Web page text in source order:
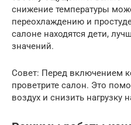
снижение температуры
переохлаждению и
салоне находятся дети,
значений.
Совет: Перед включением
проветрите салон. Это
воздух и снизить нагрузку